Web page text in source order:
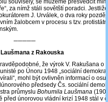
souvisely, se můžeme přesvědčit
za nímž stáli sovětští poradci.
J. Urválek, o dva roky
žalobcem v procesu s tzv.
─────
z Rakouska
že výrok V. Rakušana o
po Únoru 1948 „sociální
mohl být ovlivněn informací o
předsedy Čs. sociální
průmyslu Bohumila Laušmana
před únorovou vládní krizí 1948 stál v